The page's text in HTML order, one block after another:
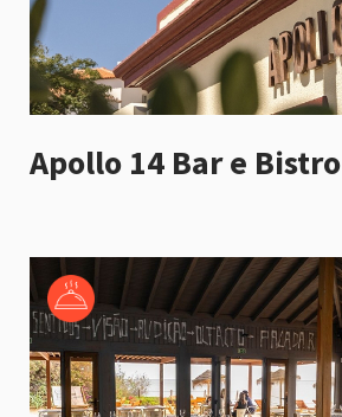
Apollo 14 Bar e Bistro